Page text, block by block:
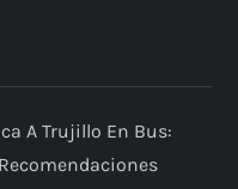
A Trujillo En Bus: